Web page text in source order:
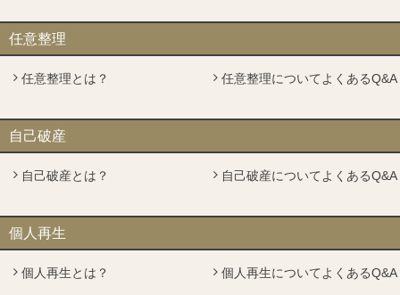
任意整理
任意整理とは？ 任意整理についてよくあるQ&A
自己破産
自己破産とは？ 自己破産についてよくあるQ&A
個人再生
個人再生とは？ 個人再生についてよくあるQ&A